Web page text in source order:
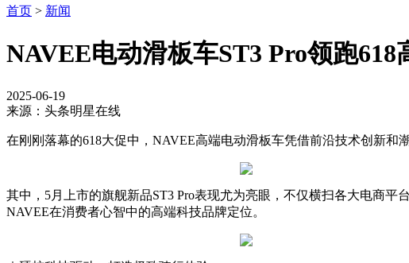
首页 > 新闻
NAVEE电动滑板车ST3 Pro领跑
2025-06-19
来源：头条明星在线
在刚刚落幕的618大促中，NAVEE高端电动滑板车凭借前沿技术创新和
其中，5月上市的旗舰新品ST3 Pro表现尤为亮眼，不仅横扫各大电商平
NAVEE在消费者心智中的高端科技品牌定位。